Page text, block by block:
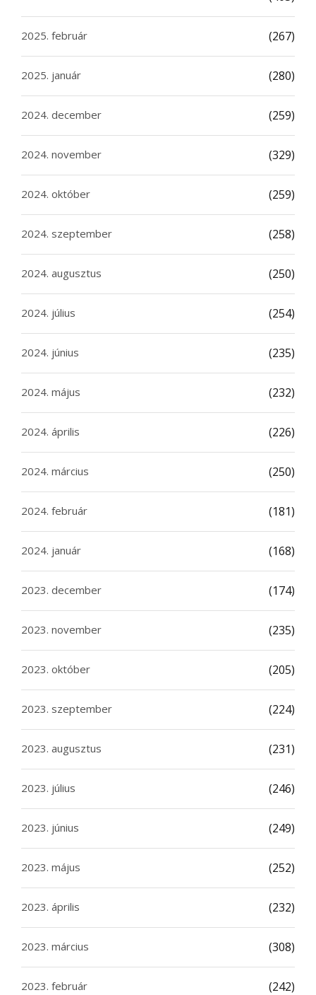
2025. február (267)
2025. január (280)
2024. december (259)
2024. november (329)
2024. október (259)
2024. szeptember (258)
2024. augusztus (250)
2024. július (254)
2024. június (235)
2024. május (232)
2024. április (226)
2024. március (250)
2024. február (181)
2024. január (168)
2023. december (174)
2023. november (235)
2023. október (205)
2023. szeptember (224)
2023. augusztus (231)
2023. július (246)
2023. június (249)
2023. május (252)
2023. április (232)
2023. március (308)
2023. február (242)